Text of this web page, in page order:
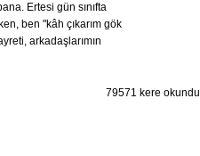
Ertesi gün sınıfta
ben "kâh çıkarım gök
arkadaşlarımın
79571 kere okundu